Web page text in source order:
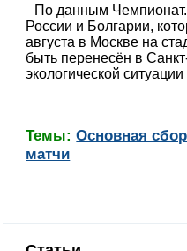
По данным
России и Болгарии,
августа в Москве на
быть перенесён в
экологической
Темы:Основная
матчи